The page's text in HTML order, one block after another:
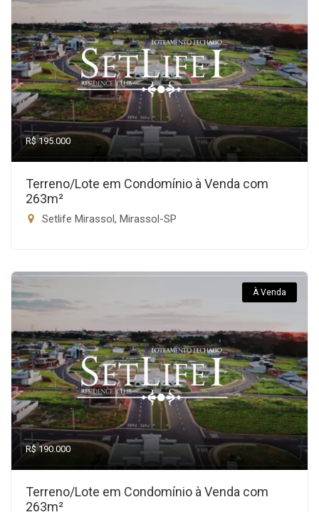
R$ 195.000
Terreno/Lote em Condomínio à Venda com
263m²
Setlife Mirassol, Mirassol-SP
À Venda
R$ 190.000
Terreno/Lote em Condomínio à Venda com
263m²